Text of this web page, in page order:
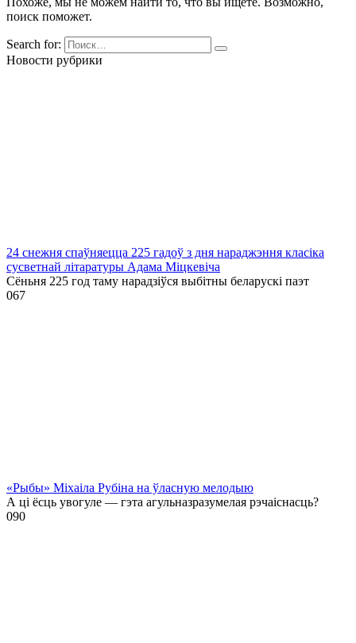
поиск поможет.
Search for:
Новости рубрики
24 снежня спаўняецца 225 гадоў з дня нараджэння класіка
сусветнай літаратуры Адама Міцкевіча
Сёньня 225 год таму нарадзіўся выбітны беларускі паэт
067
«Рыбы» Міхаіла Рубіна на ўласную мелодыю
А ці ёсць увогуле — гэта агульназразумелая рэчаіснасць?
090